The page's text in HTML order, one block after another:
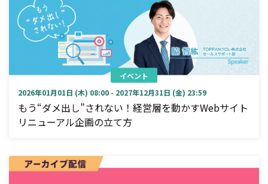
イベント
2026年01月01日 (木) 08:00 - 2027年12月31日 (金) 23:59
もう“ダメ出し”されない！経営層を動かすWebサイト
リニューアル企画の立て方